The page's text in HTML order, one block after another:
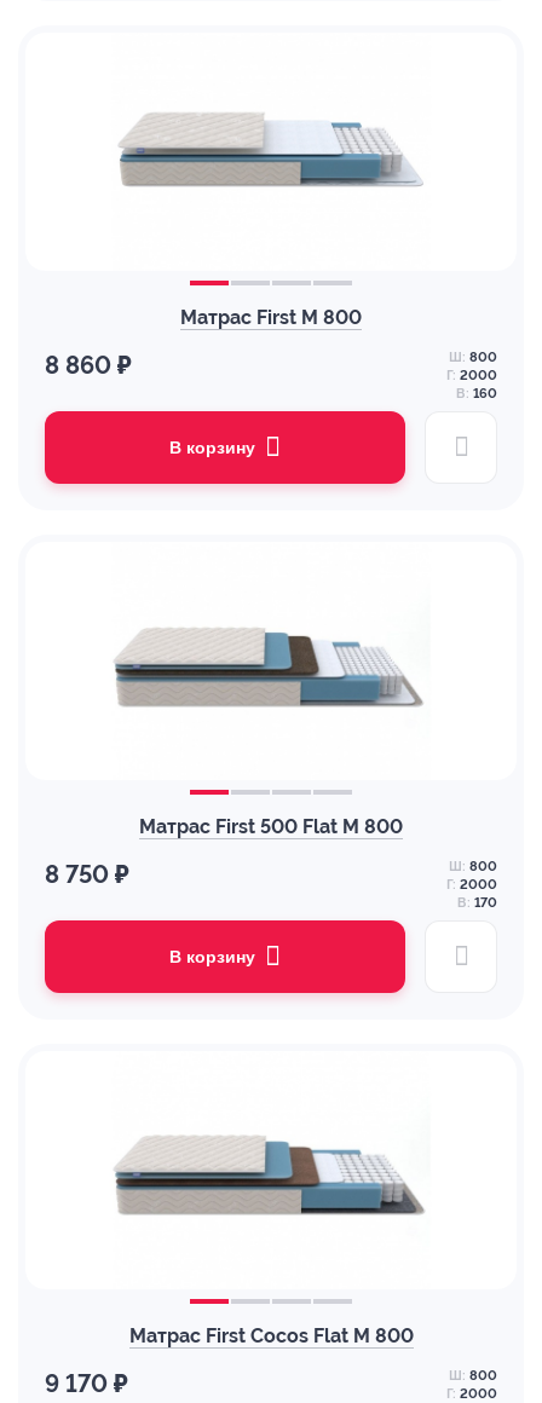
Матрас First M 800
8 860 ₽ Ш: 800
Г: 2000
В: 160
В корзину
Матрас First 500 Flat M 800
8 750 ₽ Ш: 800
Г: 2000
В: 170
В корзину
Матрас First Cocos Flat M 800
9 170 ₽ Ш: 800
Г: 2000